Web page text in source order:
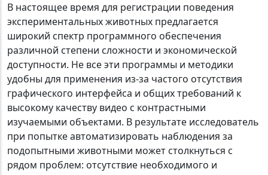
В настоящее время для регистрации поведения
экспериментальных животных предлагается
широкий спектр программного обеспечения
различной степени сложности и экономической
доступности. Не все эти программы и методики
удобны для применения из-за частого отсутствия
графического интерфейса и общих требований к
высокому качеству видео с контрастными
изучаемыми объектами. В результате исследователь
при попытке автоматизировать наблюдения за
подопытными животными может столкнуться с
рядом проблем: отсутствие необходимого и